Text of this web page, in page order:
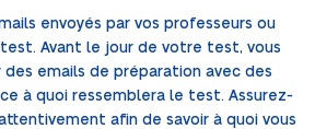
envoyés par vos professeurs ou
Avant le jour de votre test, vous
des emails de préparation avec des
à quoi ressemblera le test. Assurez-
afin de savoir à quoi vous